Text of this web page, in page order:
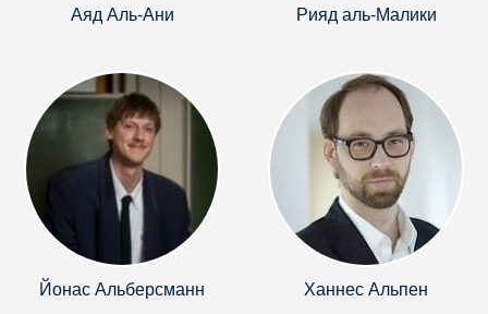
Аяд Аль-Ани Рияд аль-Малики
Йонас Альберсманн Ханнес Альпен